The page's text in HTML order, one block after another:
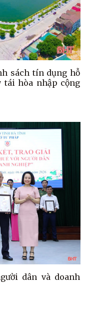
sách tín dụng hỗ
tái hòa nhập cộng
dân và doanh